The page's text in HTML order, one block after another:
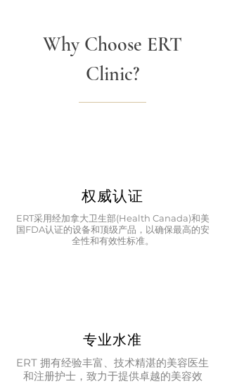
Why Choose ERT
Clinic?
权威认证
ERT采用经加拿大卫生部(Health Canada)和美
国FDA认证的设备和顶级产品，以确保最高的安
全性和有效性标准。
专业水准
ERT 拥有经验丰富、技术精湛的美容医生
和注册护士，致力于提供卓越的美容效